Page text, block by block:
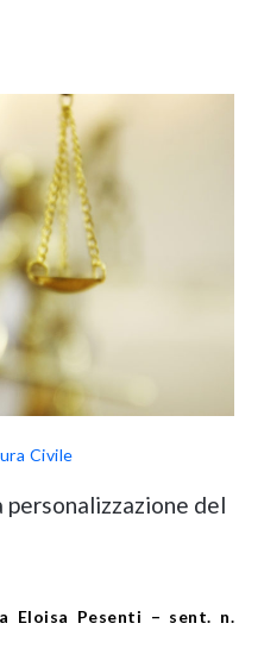
Civile
personalizzazione del
Eloisa Pesenti – sent. n.